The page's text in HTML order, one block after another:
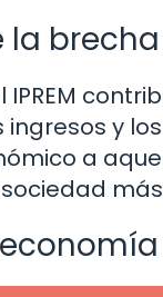
la
IPREM
y
a